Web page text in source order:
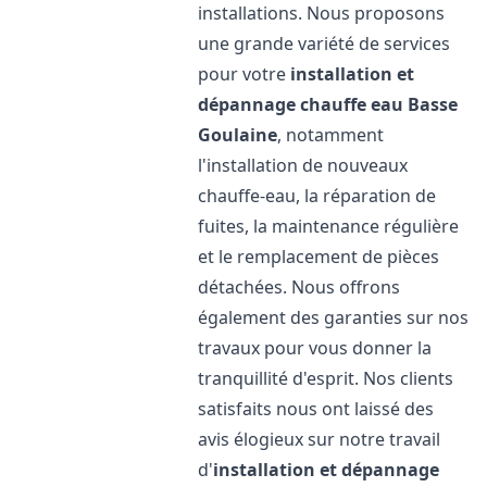
installations. Nous proposons
une grande variété de services
pour votre installation et
dépannage chauffe eau Basse
Goulaine, notamment
l'installation de nouveaux
chauffe-eau, la réparation de
fuites, la maintenance régulière
et le remplacement de pièces
détachées. Nous offrons
également des garanties sur nos
travaux pour vous donner la
tranquillité d'esprit. Nos clients
satisfaits nous ont laissé des
avis élogieux sur notre travail
d'installation et dépannage